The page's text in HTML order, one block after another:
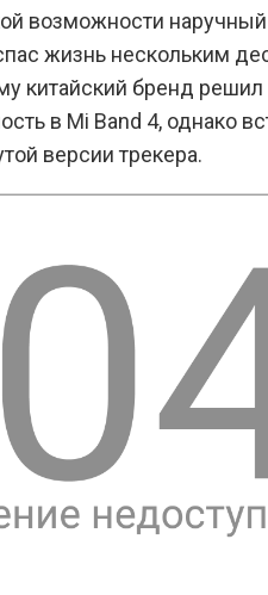
возможности
жизнь нескольким
китайский бренд решил
в Mi Band 4, однако
версии трекера.